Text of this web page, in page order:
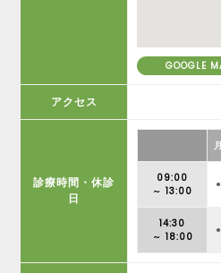
GOOGLE
アクセス
診療時間・休診
日
月
09:00
～ 13:00
●
14:30
～ 18:00
●